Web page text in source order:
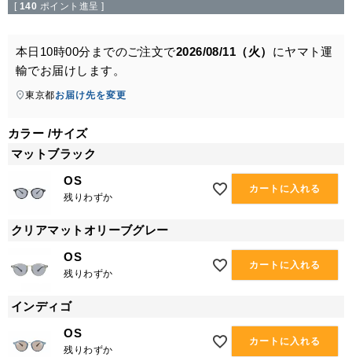
[ 140 ポイント進呈 ]
本日 10時00分 までのご注文で2026/08/11（火） にヤマト運
輸でお届けします。
東京都お届け先を変更
カラー サイズ
マットブラック
OS
残りわずか
カートに入れる
クリアマットオリーブグレー
OS
残りわずか
カートに入れる
インディゴ
OS
残りわずか
カートに入れる